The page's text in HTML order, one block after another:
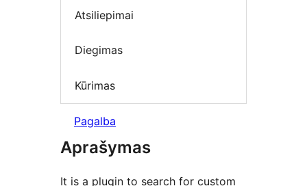
Atsiliepimai
Diegimas
Kūrimas
Pagalba
Aprašymas
It is a plugin to search for custom